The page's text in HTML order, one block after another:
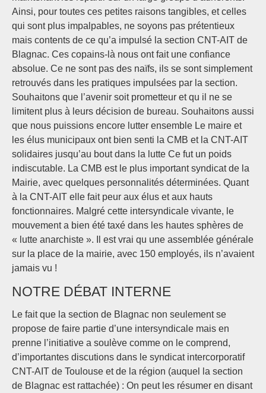
Ainsi, pour toutes ces petites raisons tangibles, et celles
qui sont plus impalpables, ne soyons pas prétentieux
mais contents de ce qu’a impulsé la section CNT-AIT de
Blagnac. Ces copains-là nous ont fait une confiance
absolue. Ce ne sont pas des naïfs, ils se sont simplement
retrouvés dans les pratiques impulsées par la section.
Souhaitons que l’avenir soit prometteur et qu il ne se
limitent plus à leurs décision de bureau. Souhaitons aussi
que nous puissions encore lutter ensemble Le maire et
les élus municipaux ont bien senti la CMB et la CNT-AIT
solidaires jusqu’au bout dans la lutte Ce fut un poids
indiscutable. La CMB est le plus important syndicat de la
Mairie, avec quelques personnalités déterminées. Quant
à la CNT-AIT elle fait peur aux élus et aux hauts
fonctionnaires. Malgré cette intersyndicale vivante, le
mouvement a bien été taxé dans les hautes sphères de
« lutte anarchiste ». Il est vrai qu une assemblée générale
sur la place de la mairie, avec 150 employés, ils n’avaient
jamais vu !
NOTRE DÉBAT INTERNE
Le fait que la section de Blagnac non seulement se
propose de faire partie d’une intersyndicale mais en
prenne l’initiative a soulève comme on le comprend,
d’importantes discutions dans le syndicat intercorporatif
CNT-AIT de Toulouse et de la région (auquel la section
de Blagnac est rattachée) : On peut les résumer en disant